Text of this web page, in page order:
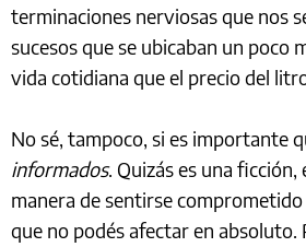
terminaciones nerviosas que nos
sucesos que se ubicaban un poco
vida cotidiana que el precio del
No sé, tampoco, si es importante
informados. Quizás es una ficción,
manera de sentirse
que no podés afectar en absoluto.